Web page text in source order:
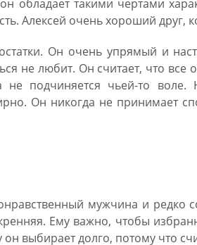
обладает такими чертами
Алексей очень хороший друг,
Он очень упрямый и
не любит. Он считает, что
не подчиняется чьей-то
Он никогда не принимает
мужчина и редко
Ему важно, чтобы
выбирает долго, потому что